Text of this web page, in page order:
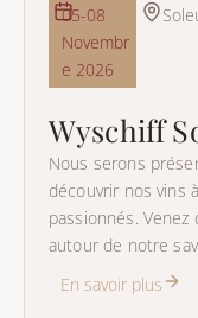
05-08
Novembr
e 2026
Wyschiff
Nous serons
découvrir nos vins
passionnés.
autour de notre
En savoir plus